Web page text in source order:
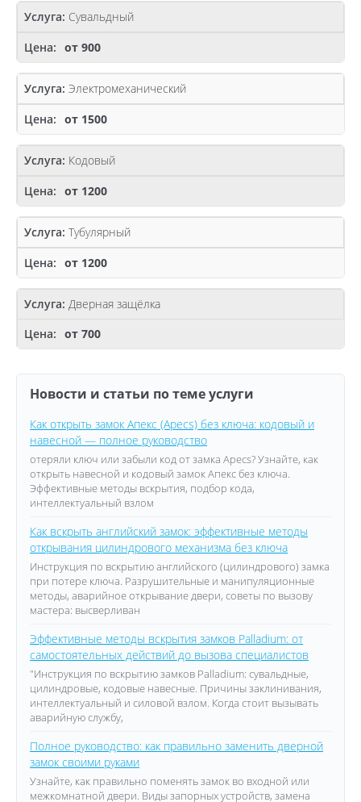
Сувальдный
от 900
Электромеханический
от 1500
Кодовый
от 1200
Тубулярный
от 1200
Дверная защёлка
от 700
Новости и статьи по теме услуги
Как открыть замок Апекс (Apecs) без ключа: кодовый и
навесной — полное руководство
отеряли ключ или забыли код от замка Apecs? Узнайте, как
открыть навесной и кодовый замок Апекс без ключа.
Эффективные методы вскрытия, подбор кода,
интеллектуальный взлом
Как вскрыть английский замок: эффективные методы
открывания цилиндрового механизма без ключа
Инструкция по вскрытию английского (цилиндрового) замка
при потере ключа. Разрушительные и манипуляционные
методы, аварийное открывание двери, советы по вызову
мастера: высверливан
Эффективные методы вскрытия замков Palladium: от
самостоятельных действий до вызова специалистов
"Инструкция по вскрытию замков Palladium: сувальдные,
цилиндровые, кодовые навесные. Причины заклинивания,
интеллектуальный и силовой взлом. Когда стоит вызывать
аварийную службу,
Полное руководство: как правильно заменить дверной
замок своими руками
Узнайте, как правильно поменять замок во входной или
межкомнатной двери. Виды запорных устройств, замена